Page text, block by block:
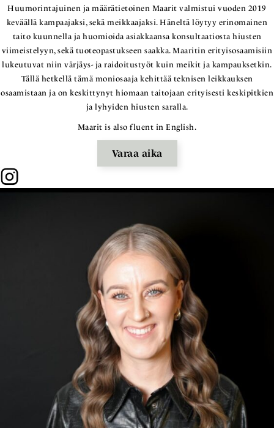
Huumorintajuinen ja määrätietoinen Maarit valmistui vuoden 2019
keväällä kampaajaksi, sekä meikkaajaksi. Häneltä löytyy erinomainen
taito kuunnella ja huomioida asiakkaansa konsultaatiosta hiusten
viimeistelyyn, sekä tuoteopastukseen saakka. Maaritin erityisosaamisiin
lukeutuvat niin värjäys- ja raidoitustyöt kuin meikit ja kampauksetkin.
Tällä hetkellä tämä moniosaaja kehittää teknisen leikkauksen
osaamistaan ja on keskittynyt hiomaan taitojaan erityisesti keskipitkien
ja lyhyiden hiusten saralla.
Maarit is also fluent in English.
Varaa aika